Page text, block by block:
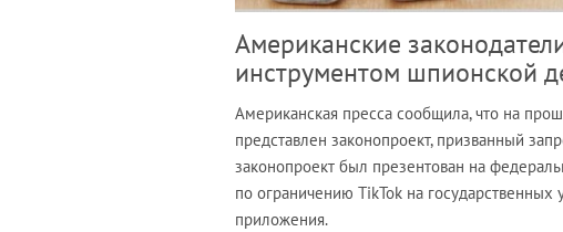
Американские
инструментом шпионской
Американская пресса сообщила, что на
представлен законопроект, призванный
законопроект был презентован на
по ограничению TikTok на государственных
приложения.